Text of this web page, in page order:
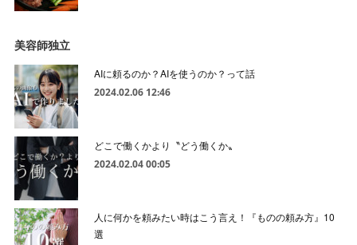
美容師独立
AIに頼るのか？AIを使うのか？って話
2024.02.06 12:46
どこで働くかより〝どう働くか〟
2024.02.04 00:05
人に何かを頼みたい時はこう言え！『ものの頼み方』10
選